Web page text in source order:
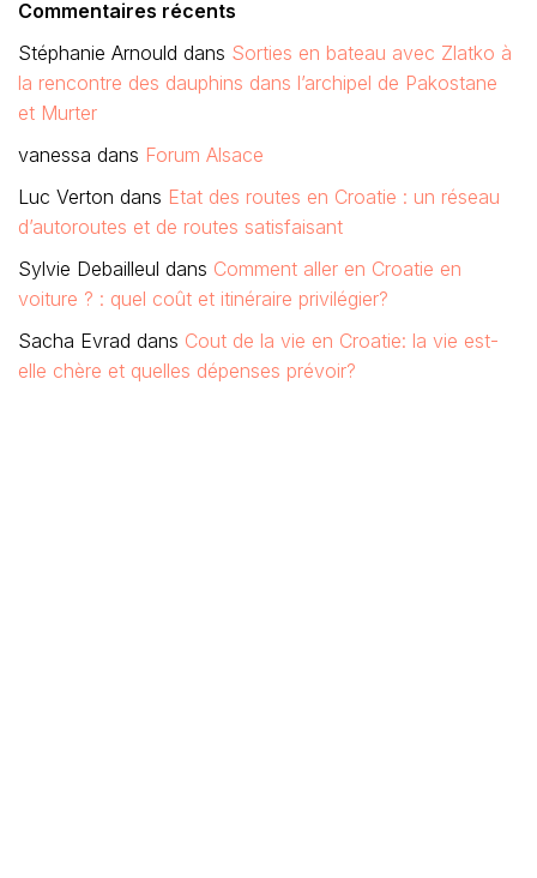
Commentaires récents
Stéphanie Arnould dans Sorties en bateau avec Zlatko à
la rencontre des dauphins dans l’archipel de Pakostane
et Murter
vanessa dans Forum Alsace
Luc Verton dans Etat des routes en Croatie : un réseau
d’autoroutes et de routes satisfaisant
Sylvie Debailleul dans Comment aller en Croatie en
voiture ? : quel coût et itinéraire privilégier?
Sacha Evrad dans Cout de la vie en Croatie: la vie est-
elle chère et quelles dépenses prévoir?